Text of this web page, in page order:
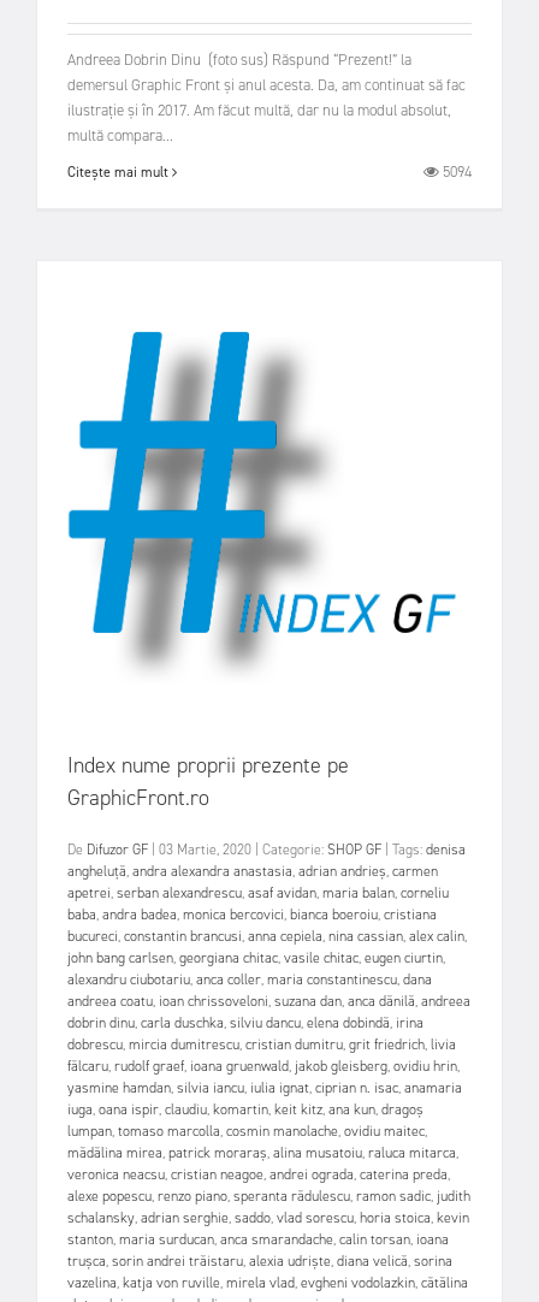
Andreea Dobrin Dinu (foto sus) Răspund “Prezent!” la
demersul Graphic Front și anul acesta. Da, am continuat să fac
ilustrație și în 2017. Am făcut multă, dar nu la modul absolut,
multă compara...
Citește mai mult 5094
Index nume proprii prezente pe
GraphicFront.ro
De Difuzor GF | 03 Martie, 2020 | Categorie:SHOP GF | Tags:denisa
angheluță,andra alexandra anastasia,adrian andrieș,carmen
apetrei,serban alexandrescu,asaf avidan,maria balan,corneliu
baba,andra badea,monica bercovici,bianca boeroiu,cristiana
bucureci,constantin brancusi,anna cepiela,nina cassian,alex calin,
john bang carlsen,georgiana chitac,vasile chitac,eugen ciurtin,
alexandru ciubotariu,anca coller,maria constantinescu,dana
andreea coatu, ioan chrissoveloni,suzana dan,anca dănilă,andreea
dobrin dinu,carla duschka,silviu dancu,elena dobindă, irina
dobrescu,mircia dumitrescu,cristian dumitru,grit friedrich,livia
fălcaru,rudolf graef, ioana gruenwald, jakob gleisberg,ovidiu hrin,
yasmine hamdan,silvia iancu, iulia ignat,ciprian n. isac,anamaria
iuga,oana ispir,claudiu,komartin,keit kitz,ana kun,dragoș
lumpan,tomaso marcolla,cosmin manolache,ovidiu maitec,
mădălina mirea,patrick moraraș,alina musatoiu,raluca mitarca,
veronica neacsu,cristian neagoe,andrei ograda,caterina preda,
alexe popescu,renzo piano,speranta rădulescu,ramon sadic, judith
schalansky,adrian serghie,saddo,vlad sorescu,horia stoica,kevin
stanton,maria surducan,anca smarandache,calin torsan, ioana
trușca,sorin andrei trăistaru,alexia udriște,diana velică,sorina
vazelina,katja von ruville,mirela vlad,evgheni vodolazkin,cătălina